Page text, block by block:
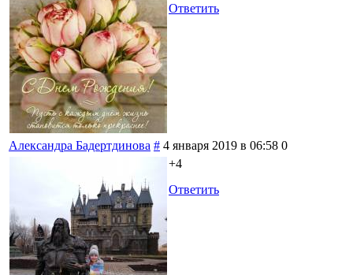
Ответить
Александра Бадертдинова # 4 января 2019 в 06:58 0
+4
Ответить